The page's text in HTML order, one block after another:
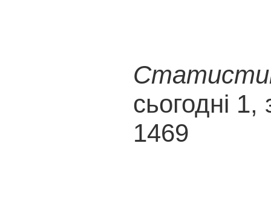
сьогодні 1,
1469